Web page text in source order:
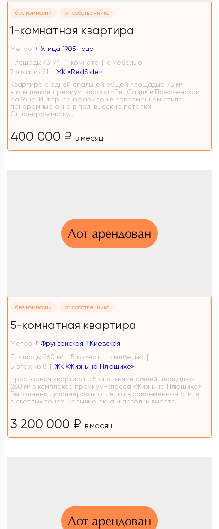
без комиссии от собственника
1-комнатная квартира
Метро:
Улица 1905 года
Площадь: 73 м 2 1 комната
с мебелью
7 этаж из 21
ЖК «RedSide»
Квартира с одной спальней общей площадью 73 м²
в комплексе премиум-класса «РедСайд» в Пресненском
районе. Интерьер оформлен в современном стиле,
панорамные окна в пол, высокие потолки.
Спланирована ку...
400 000 ₽ в месяц
Лот арендован
без комиссии от собственника
5-комнатная квартира
Метро: Фрунзенская
Киевская
Площадь: 260 м 2 5 комнат
с мебелью
5 этаж из 8
ЖК «Жизнь на Плющихе»
Просторная квартира с 5 спальнями общей площадью
260 м² в комплексе премиум-класса «Жизнь на Плющихе».
Выполнена дизайнерская отделка в современном стиле
в светлых тонах. Большие окна и потолки высото...
3 200 000 ₽ в месяц
Лот арендован